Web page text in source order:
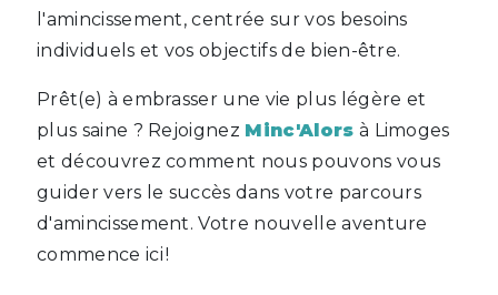
l'amincissement, centrée sur vos besoins
individuels et vos objectifs de bien-être.
Prêt(e) à embrasser une vie plus légère et
plus saine ? Rejoignez Minc'Alors à Limoges
et découvrez comment nous pouvons vous
guider vers le succès dans votre parcours
d'amincissement. Votre nouvelle aventure
commence ici !